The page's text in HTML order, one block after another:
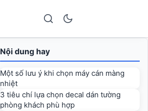
Nội dung hay
Một số lưu ý khi chọn máy cán màng
nhiệt
3 tiêu chí lựa chọn decal dán tường
phòng khách phù hợp